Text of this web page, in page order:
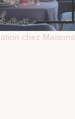
chez Maisons